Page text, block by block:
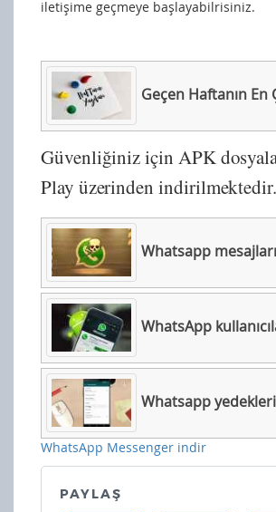
iletişime geçmeye başlayabilrisiniz.
Geçen Haftanın En Çok Merak
Güvenliğiniz için APK
Play üzerinden indirilmektedir.
Whatsapp
WhatsApp kullanıcıları
Whatsapp yedekleri
WhatsApp Messenger indir
PAYLAŞ